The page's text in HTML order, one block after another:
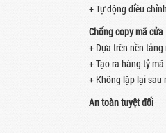
+ Tự động điều
Chống copy mã cửa
+ Dựa trên nền tảng
+ Tạo ra hàng tỷ
+ Không lặp lại sau
An toàn tuyệt đối